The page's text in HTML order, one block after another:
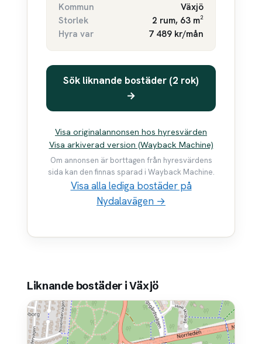
Kommun
Växjö
Storlek
2 rum, 63 m²
Hyra var
7 489 kr/mån
Sök liknande bostäder (2 rok)
→
Visa originalannonsen hos hyresvärden
Visa arkiverad version (Wayback Machine)
Om annonsen är borttagen från hyresvärdens
sida kan den finnas sparad i Wayback Machine.
Visa alla lediga bostäder på
Nydalavägen →
Liknande bostäder i Växjö